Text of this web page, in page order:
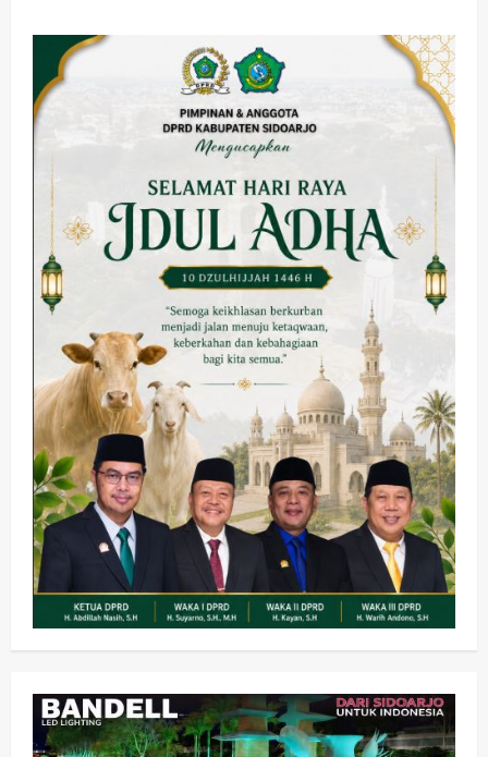
Warganet
terhadap
Kakaknya,
Haji.
2
Olahraga
Adu Taktik di Atas Rumput Sintetis:
PWI dan Sapma PP Sidoarjo
Memanaskan Mesin Menuju Piala
Soccer
wartanusa 5 Agustus 2026
3
Ekonomi Hiburan Pemerintahan
HOT NEWS: Ribuan Warga Wage
Tumplek Blek di Bazar Rakyat Jalan
Jambu, Borong Kuliner UMKM Sambil
Nonton Jaranan!
Pemkab Sidoarjo & Muhammadiyah
Sinergi Permudah Perizinan, Wakaf,
hingga Hibah